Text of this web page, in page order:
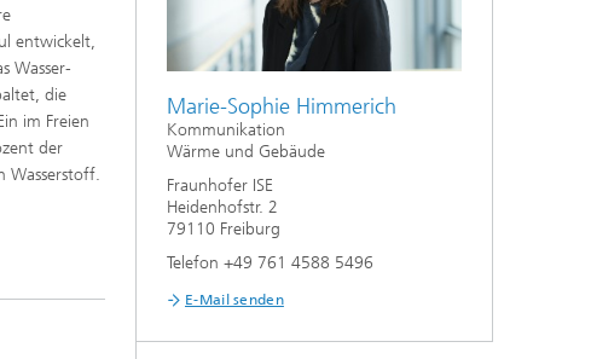
entwickelt,
Wasser-
die
im Freien
der
Wasserstoff.
Marie-Sophie Himmerich
Kommunikation
Wärme und Gebäude
Fraunhofer ISE
Heidenhofstr. 2
79110 Freiburg
Telefon +49 761 4588 5496
E-Mail senden